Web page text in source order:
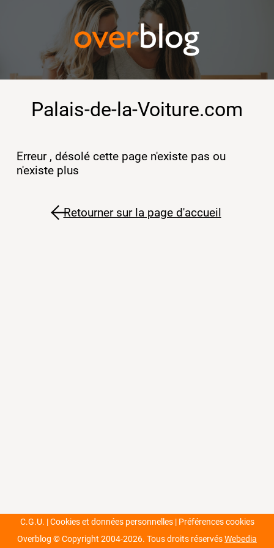
Palais-de-la-Voiture.com
Erreur , désolé cette page n'existe pas ou
n'existe plus
Retourner sur la page d'accueil
C.G.U. Cookies et données personnelles
Préférences cookies
Overblog © Copyright 2004-2026. Tous droits réservésWebedia